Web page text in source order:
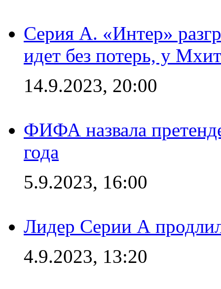
Серия А. «Интер»
идет без потерь, у
14.9.2023, 20:00
ФИФА назвала
года
5.9.2023, 16:00
Лидер Серии А
4.9.2023, 13:20